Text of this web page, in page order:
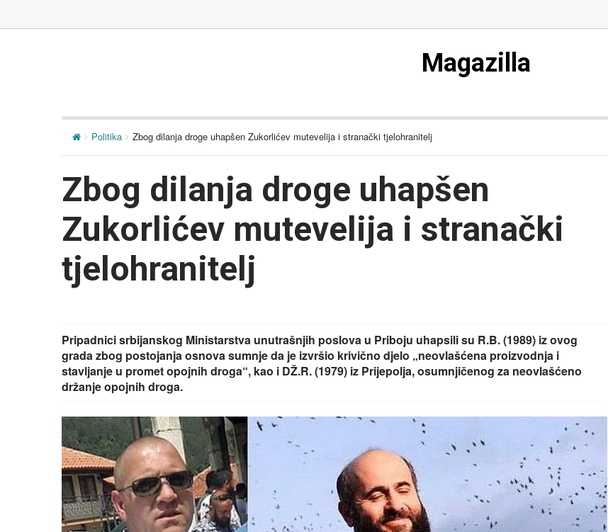
Magazilla
Politika Zbog dilanja droge uhapšen Zukorlićev mutevelija i stranački tjelohranitelj
Zbog dilanja droge uhapšen
Zukorlićev mutevelija i stranački
tjelohranitelj
Pripadnici srbijanskog Ministarstva unutrašnjih poslova u Priboju uhapsili su R.B. (1989) iz ovog
grada zbog postojanja osnova sumnje da je izvršio krivično djelo „neovlašćena proizvodnja i
stavljanje u promet opojnih droga“, kao i DŽ.R. (1979) iz Prijepolja, osumnjičenog za neovlašćeno
držanje opojnih droga.